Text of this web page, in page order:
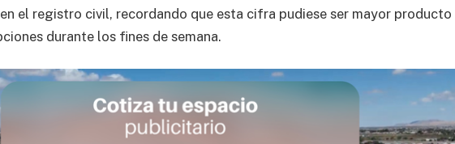
el registro civil, recordando que esta cifra pudiese ser mayor producto
durante los fines de semana.